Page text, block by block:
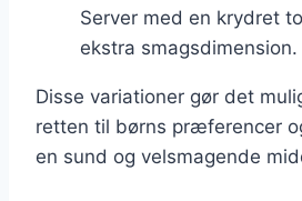
Server med en krydret
ekstra smagsdimension.
Disse variationer gør det
retten til børns præferencer
en sund og velsmagende